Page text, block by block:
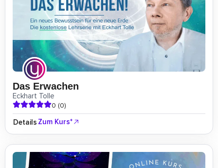
Das Erwachen
Eckhart Tolle
0 (0)
Details Zum Kurs*